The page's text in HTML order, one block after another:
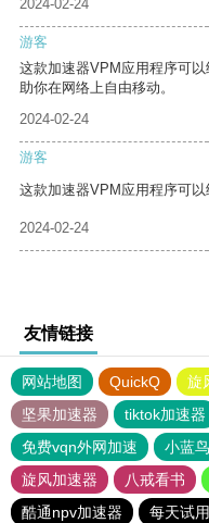
2024-02-24
游客
这款加速器VPM应用程序可
助你在网络上自由移动。
2024-02-24
游客
这款加速器VPM应用程序可以
2024-02-24
友情链接
网站地图 QuickQ 旋
坚果加速器
tiktok加速器
免费vqn外网加速
小蓝鸟
旋风加速器
八戒看书
酷通npv加速器
每天试